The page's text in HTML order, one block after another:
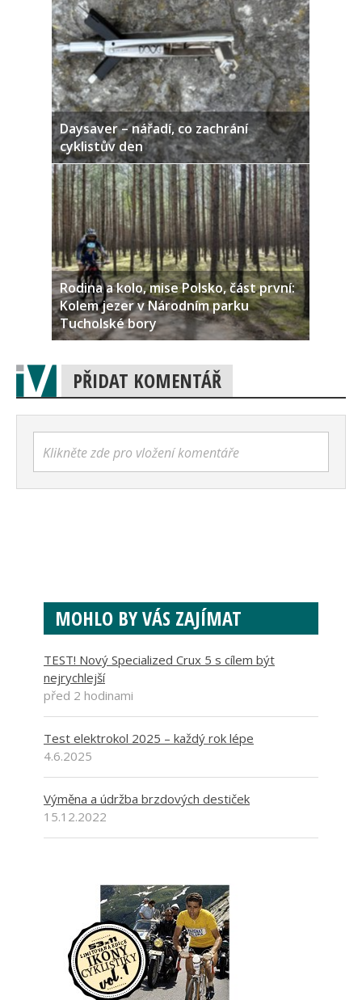
Daysaver – nářadí, co zachrání
cyklistův den
Rodina a kolo, mise Polsko, část první:
Kolem jezer v Národním parku
Tucholské bory
PŘIDAT KOMENTÁŘ
Klikněte zde pro vložení komentáře
MOHLO BY VÁS ZAJÍMAT
TEST! Nový Specialized Crux 5 s cílem být
nejrychlejší
před 2 hodinami
Test elektrokol 2025 – každý rok lépe
4.6.2025
Výměna a údržba brzdových destiček
15.12.2022